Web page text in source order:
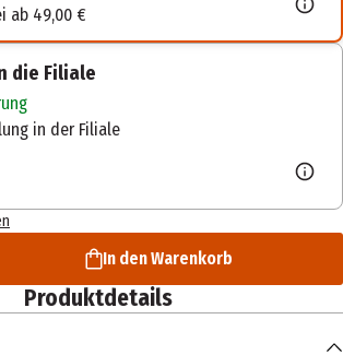
ab 49,00 €
die Filiale
in der Filiale
In den Warenkorb
Produktdetails